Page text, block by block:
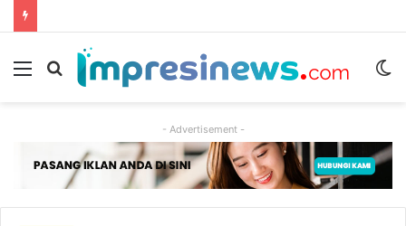
Menu
Cari
- Advertisement -